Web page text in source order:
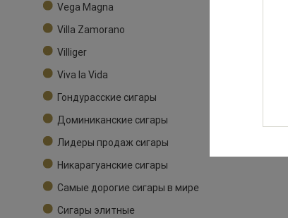
Vega Magna
Villa Zamorano
Villiger
Viva la Vida
Гондурасские сигары
Доминиканские сигары
Лидеры продаж сигары
Никарагуанские сигары
Самые дорогие сигары в мире
Сигары элитные